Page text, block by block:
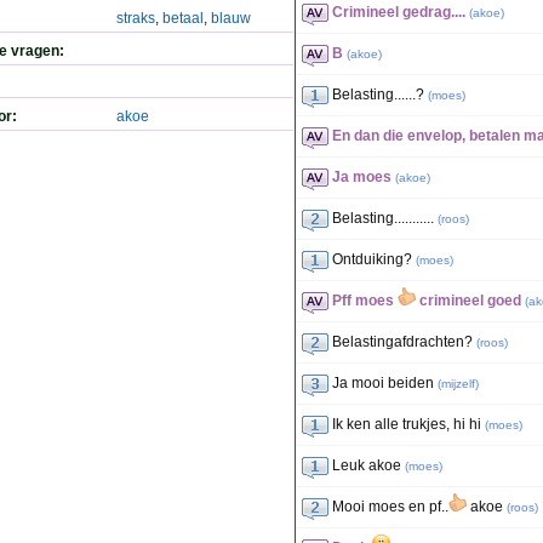
straks, betaal , blauw
vragen:
akoe
Crimineel gedrag.... (akoe)
B (akoe)
Belasting......? (moes)
En dan die envelop, betalen
Ja moes (akoe)
Belasting........... (roos)
Ontduiking? (moes)
Pff moes crimineel goed (
Belastingafdrachten? (roos)
Ja mooi beiden (mijzelf)
Ik ken alle trukjes, hi hi (moes)
Leuk akoe (moes)
Mooi moes en pf.. akoe (roos)